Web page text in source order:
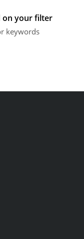
on your filter
keywords